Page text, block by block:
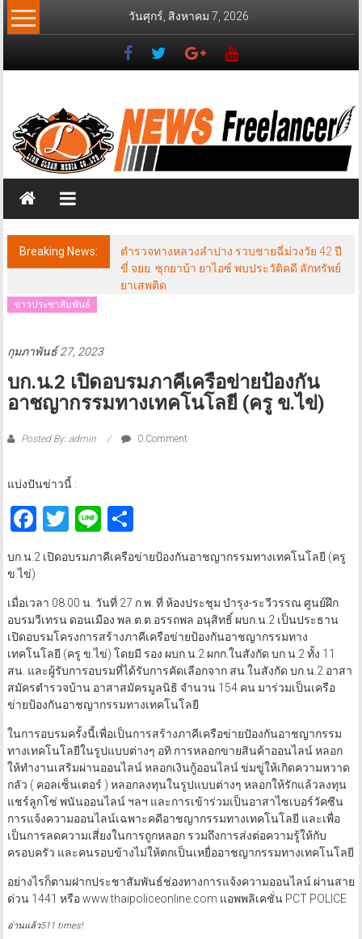
Skip
to
วันศุกร์, สิงหาคม 7, 2026
News
Freelancer
วส์
ฟรี
แลน
เซอร์
Breaking News:
ตำรวจทางหลวงลำปาง รวบชายฉี่ม่วงวัย 42 ปี
ขี่ จยย. ซุกยาบ้า ยาไอซ์ พบประวัติคดี ลักทรัพย์
ยาเสพติด
ข่าวประชาสัมพันธ์
กุมภาพันธ์ 27, 2023
บก.น.2 เปิดอบรมภาคีเครือข่ายป้องกัน
อาชญากรรมทางเทคโนโลยี (ครู ข.ไข่)
Posted By: admin 0 Comment
แบ่งปันข่าวนี้ :
Facebook
Twitter
LineShare
บก.น.2 เปิดอบรมภาคีเครือข่ายป้องกันอาชญากรรมทางเทคโนโลยี (ครู
ข.ไข่)
เมื่อเวลา 08.00 น. วันที่ 27 ก.พ. ที่ ห้องประชุม บำรุง-ระวีวรรณ ศูนย์ฝึก
อบรมวีเทรน ดอนเมือง พล.ต.ต.อรรถพล อนุสิทธิ์ ผบก.น.2 เป็นประธาน
เปิดอบรมโครงการสร้างภาคีเครือข่ายป้องกันอาชญากรรมทาง
เทคโนโลยี (ครู ข.ไข่) โดยมี รอง ผบก.น.2 ผกก.ในสังกัด บก.น.2 ทั้ง 11
สน. และผู้รับการอบรมที่ได้รับการคัดเลือกจาก สน.ในสังกัด บก.น.2 อาสา
สมัครตำรวจบ้าน อาสาสมัครมูลนิธิ จำนวน 154 คน มาร่วมเป็นเครือ
ข่ายป้องกันอาชญากรรมทางเทคโนโลยี
ในการอบรมครั้งนี้เพื่อเป็นการสร้างภาคีเครือข่ายปัองกันอาชญากรรม
ทางเทคโนโลยีในรูปแบบต่างๆ อทิ การหลอกขายสินค้าออนไลน์ หลอก
ให้ทำงานเสริมผ่านออนไลน์ หลอกเงินกู้ออนไลน์ ข่มขู่ให้เกิดความหวาด
กลัว ( คอลเซ็นเตอร์ ) หลอกลงทุนในรูปแบบต่างๆ หลอกให้รักแล้วลงทุน
แชร์ลูกโซ่ พนันออนไลน์ ฯลฯ และการเข้าร่วมเป็นอาสาไซเบอร์วัคซีน
การแจ้งความออนไลน์เฉพาะคดีอาชญากรรมทางเทคโนโลยี และเพื่อ
เป็นการลดความเสี่ยงในการถูกหลอก รวมถึงการส่งต่อความรู้ให้กับ
ครอบครัว และคนรอบข้างไม่ให้ตกเป็นเหยื่ออาชญากรรมทางเทคโนโลยี
อย่างไรก็ตามฝากประชาสัมพันธ์ช่องทางการแจ้งความออนไลน์ ผ่านสาย
ด่วน 1441 หรือ www.thaipoliceonline.com แอพพลิเคชั่น PCT POLICE
อ่านแล้ว511 times!